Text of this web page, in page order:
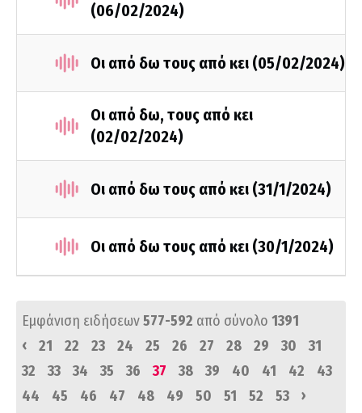
(06/02/2024)
Οι από δω τους από κει (05/02/2024)
Οι από δω, τους από κει
(02/02/2024)
Οι από δω τους από κει (31/1/2024)
Οι από δω τους από κει (30/1/2024)
Εμφάνιση ειδήσεων577-592 από σύνολο 1391
‹
21 22 23 24 25 26 27 28 29 30
31
32
33 34 35 36 37 38 39 40 41 42
43
44
45 46 47 48 49 50 51 52 53 ›